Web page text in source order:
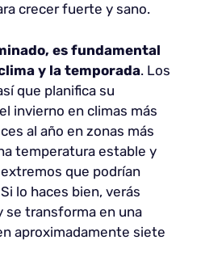
crecer fuerte y sano.
es fundamental
y la temporada. Los
que planifica su
invierno en climas más
al año en zonas más
temperatura estable y
que podrían
lo haces bien, verás
se transforma en una
aproximadamente siete